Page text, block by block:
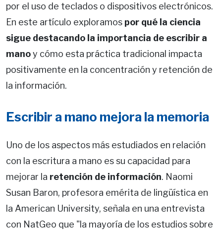
por el uso de teclados o dispositivos electrónicos.
En este artículo exploramos por qué la ciencia
sigue destacando la importancia de escribir a
manoy cómo esta práctica tradicional impacta
positivamente en la concentración y retención de
la información.
Escribir a mano mejora la memoria
Uno de los aspectos más estudiados en relación
con la escritura a mano es su capacidad para
mejorar la retención de información. Naomi
Susan Baron, profesora emérita de lingüística en
la American University, señala en una entrevista
con NatGeo que "la mayoría de los estudios sobre